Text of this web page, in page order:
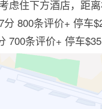
虑住下方酒店，距
分 800条评价+ 停车
700条评价+ 停车$35